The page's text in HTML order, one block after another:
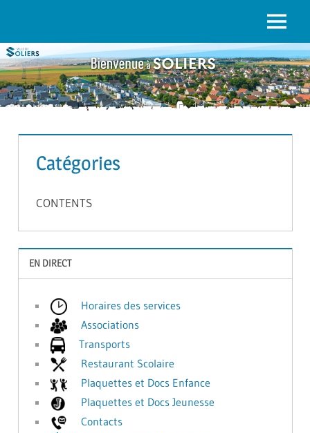
Menu
Catégories
CONTENTS
EN DIRECT
Horaires des services
Associations
Transports
Restaurant Scolaire
Plaquettes et Docs Enfance
Plaquettes et Docs Jeunesse
Contacts